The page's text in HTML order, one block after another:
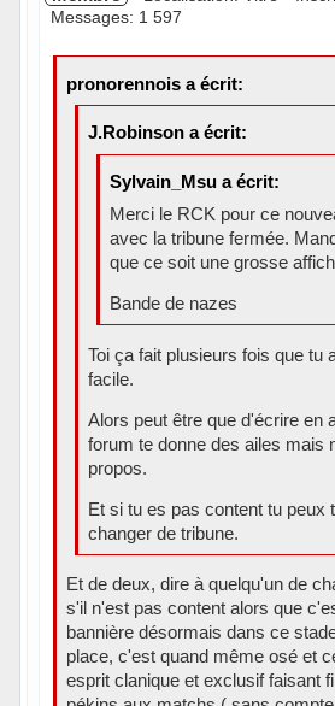
Messages: 1 597
pronorennois a écrit:
J.Robinson a écrit:
Sylvain_Msu a écrit:
Merci le RCK pour ce
avec la tribune fermée.
que ce soit une grosse
Bande de nazes
Toi ça fait plusieurs fois que tu
facile.
Alors peut être que d'écrire en
forum te donne des ailes mais
propos.
Et si tu es pas content tu peux
changer de tribune.
Et de deux, dire à quelqu'un de
s'il n'est pas content alors que
bannière désormais dans ce
place, c'est quand même osé et
esprit clanique et exclusif faisant